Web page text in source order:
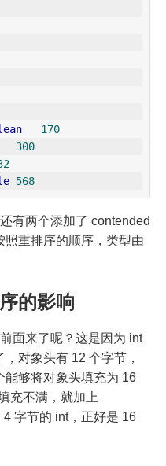
170
300
568
有两个添加了 contended
重排序的顺序，类型由
的影响
面来了呢？这是因为 int
对象头有 12 个字节，
能够将对象头填充为 16
充不满，就加上
字节的 int，正好是 16